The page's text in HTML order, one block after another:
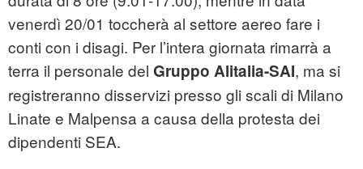
venerdì 20/01 toccherà al settore aereo fare i
conti con i disagi. Per l’intera giornata rimarrà a
terra il personale del Gruppo Alitalia-SAI, ma si
registreranno disservizi presso gli scali di Milano
Linate e Malpensa a causa della protesta dei
dipendenti SEA.